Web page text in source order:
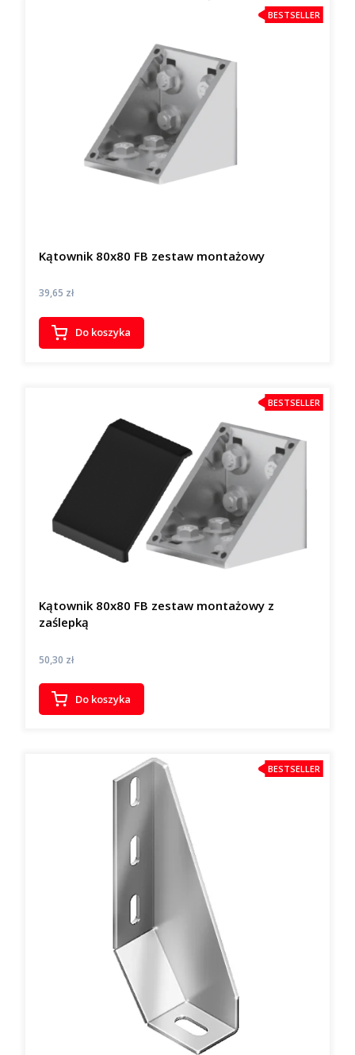
BESTSELLER
Kątownik 80x80 FB zestaw montażowy
Cena
39,65 zł
Do koszyka
BESTSELLER
Kątownik 80x80 FB zestaw montażowy z
zaślepką
Cena
50,30 zł
Do koszyka
BESTSELLER